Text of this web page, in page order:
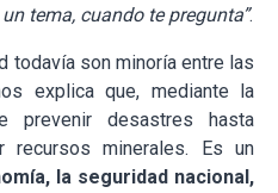
tema, cuando te pregunta”.
todavía son minoría entre las
explica que, mediante la
prevenir desastres hasta
recursos minerales. Es un
la seguridad nacional,